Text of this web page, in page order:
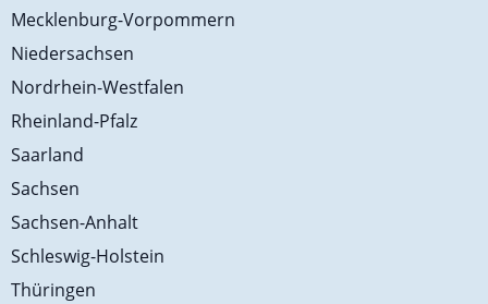
Mecklenburg-Vorpommern
Niedersachsen
Nordrhein-Westfalen
Rheinland-Pfalz
Saarland
Sachsen
Sachsen-Anhalt
Schleswig-Holstein
Thüringen